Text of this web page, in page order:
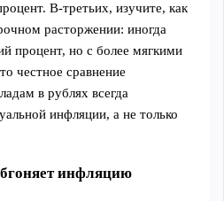
В‑третьих, изучите, как
расторжении: иногда
процент, но с более мягкими
честное сравнение
в рублях всегда
инфляции, а не только
инфляцию